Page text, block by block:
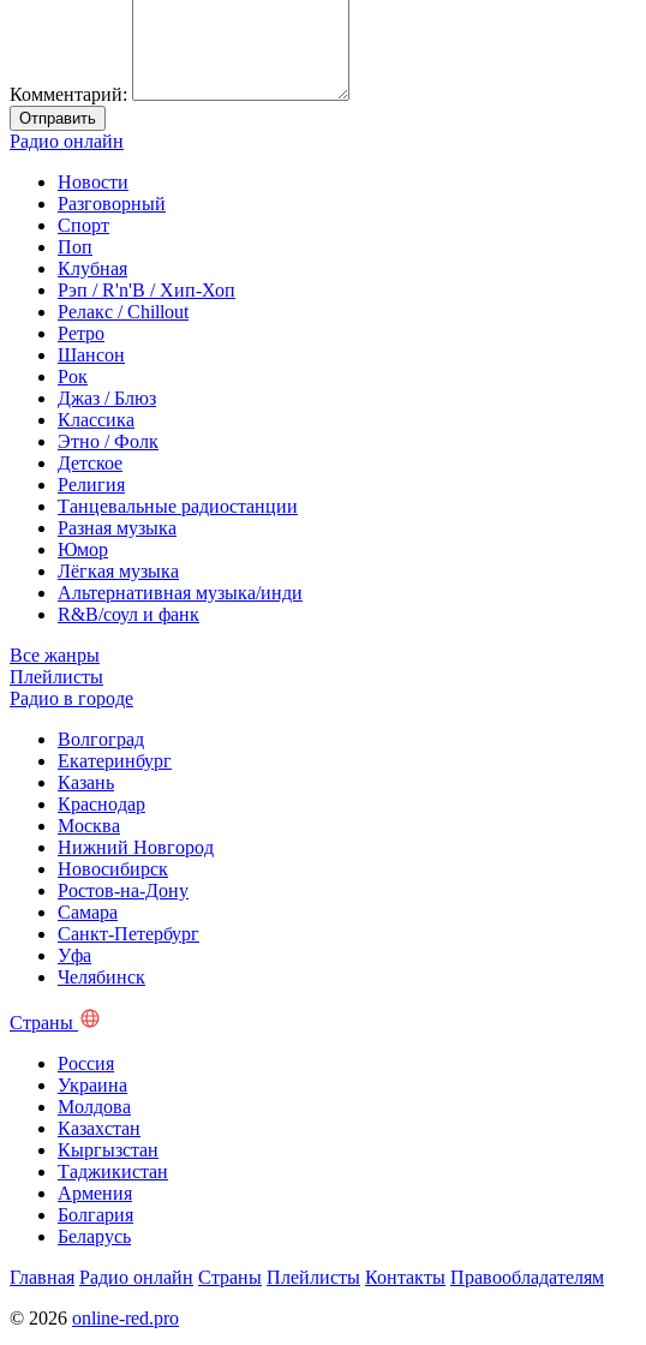
Комментарий:
Отправить
Радио онлайн
Новости
Разговорный
Спорт
Поп
Клубная
Рэп / R'n'B / Хип-Хоп
Релакс / Chillout
Ретро
Шансон
Рок
Джаз / Блюз
Классика
Этно / Фолк
Детское
Религия
Танцевальные радиостанции
Разная музыка
Юмор
Лёгкая музыка
Альтернативная музыка/инди
R&B/cоул и фанк
Все жанры
Плейлисты
Радио в городе
Волгоград
Екатеринбург
Казань
Краснодар
Москва
Нижний Новгород
Новосибирск
Ростов-на-Дону
Самара
Санкт-Петербург
Уфа
Челябинск
Страны
Россия
Украина
Молдова
Казахстан
Кыргызстан
Таджикистан
Армения
Болгария
Беларусь
Главная Радио онлайн Страны Плейлисты Контакты Правообладателям
© 2026 online-red.pro